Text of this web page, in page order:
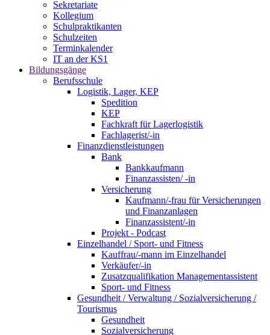
Sekretariate
Kollegium
Schulpraktikanten
Schulzeiten
Terminkalender
IT an der KS1
Bildungsgänge
Berufsschule
Logistik, Lager, KEP
Spedition
KEP
Fachkraft für Lagerlogistik
Fachlagerist/-in
Finanzdienstleistungen
Bank
Bankkaufmann
Finanzassisten/ -in
Versicherung
Kaufmann/-frau für Versicherungen
und Finanzanlagen
Finanzassistent/-in
Projekt - Podcast
Einzelhandel / Sport- und Fitness
Kauffrau/-mann im Einzelhandel
Verkäufer/-in
Zusatzqualifikation Managementassistent
Sport- und Fitness
Gesundheit / Verwaltung / Sozialversicherung /
Tourismus
Gesundheit
Sozialversicherung